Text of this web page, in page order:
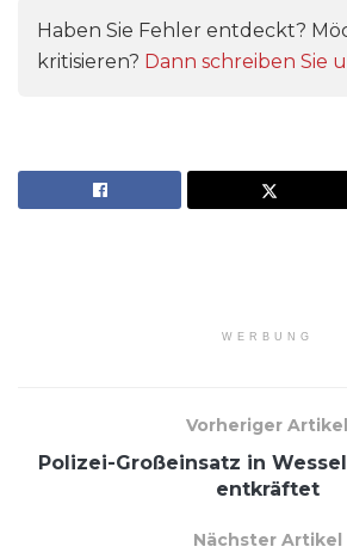
Haben Sie Fehler entdeckt?
kritisieren? Dann schreiben Sie
WERBUNG
Vorheriger Artikel
Polizei-Großeinsatz in
entkräftet
Nächster Artikel